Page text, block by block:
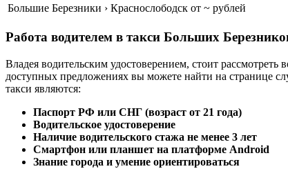
Большие Березники › Краснослободск от ~ рублей
Работа водителем в такси Больших
Владея водительским удостоверением, стоит
доступных предложениях вы можете найти на странице
такси являются:
Паспорт РФ или СНГ (возраст от 21 года)
Водительское удостоверение
Наличие водительского стажа не менее 3 лет
Смартфон или планшет на платформе Android
Знание города и умение ориентироваться